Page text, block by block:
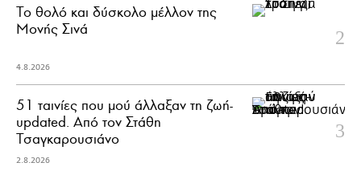
Το θολό και δύσκολο μέλλον της
Μονής Σινά
4.8.2026
51 ταινίες που μού άλλαξαν τη ζωή-
updated. Aπό τον Στάθη
Τσαγκαρουσιάνο
2.8.2026